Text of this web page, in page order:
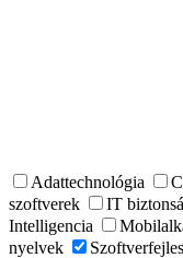
Adattechnológia
szoftverek
IT
Intelligencia
nyelvek